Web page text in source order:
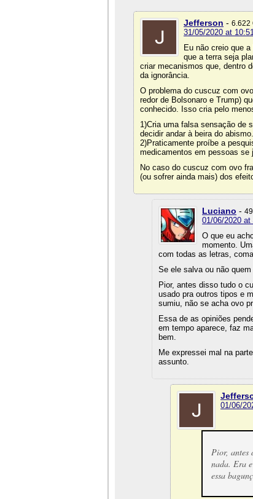
Jefferson - 6.622
31/05/2020 at
Eu não creio que
que a terra seja
criar mecanismos que, dentro
da ignorância.
O problema do cuscuz com
redor de Bolsonaro e Trump)
conhecido. Isso cria pelo
1)Cria uma falsa sensação de
decidir andar à beira do abismo.
2)Praticamente proíbe a
medicamentos em pessoas
No caso do cuscuz com ovo
(ou sofrer ainda mais) dos
Luciano -
01/06/2020 at
O que eu
momento.
com todas as letras,
Se ele salva ou não
Pior, antes disso tudo o
usado pra outros tipos e
sumiu, não se acha ovo
Essa de as opiniões
em tempo aparece, faz
bem.
Me expressei mal na
assunto.
01/06/
Pior, antes
nada. Era
essa